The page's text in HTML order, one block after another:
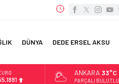
DÜNYA DEDE ERSEL AKSU
ANKARA 33°C
PARÇALI BULUTLU